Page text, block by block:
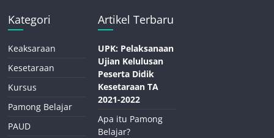
Kategori
Keaksaraan
Kesetaraan
Kursus
Pamong Belajar
PAUD
Artikel Terbaru
UPK: Pelaksanaan
Ujian Kelulusan
Peserta Didik
Kesetaraan TA
2021-2022
Apa itu Pamong
Belajar?